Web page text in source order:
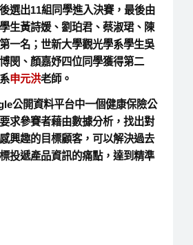
選出11組同學進入決賽，最後由
生黃詩媛、劉珀君、蔡淑珺、陳
一名；世新大學觀光學系學生吳
閔、顏嘉妤四位同學獲得第二
申元洪老師。
公開資料平台中一個健康保險公
求參賽者藉由數據分析，找出對
興趣的目標顧客，可以解決過去
投遞產品資訊的痛點，達到精準